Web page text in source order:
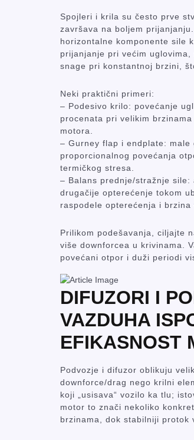
Spojleri i krila su često prve
završava na boljem
horizontalne komponente sile
prijanjanje pri većim
snage pri konstantnoj brzini,
Neki praktični primeri:
– Podesivo krilo: povećanje
procenata pri velikim
motora.
– Gurney flap i endplate:
proporcionalnog povećanja
termičkog stresa.
– Balans prednje/stražnje
drugačije opterećenje tokom
raspodele opterećenja i brzina
Prilikom podešavanja, ciljajte
više downforcea u krivinama.
povećani otpor i duži periodi
DIFUZORI I
VAZDUHA
EFIKASNOST
Podvozje i difuzor oblikuju
downforce/drag nego krilni
koji „usisava“ vozilo ka tlu;
motor to znači nekoliko
brzinama, dok stabilniji protok